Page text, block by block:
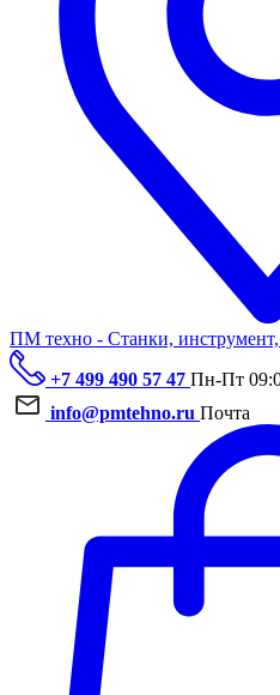
ПМ техно - Станки, инструмент,
+7 499 490 57 47 Пн-Пт
info@pmtehno.ru Почта